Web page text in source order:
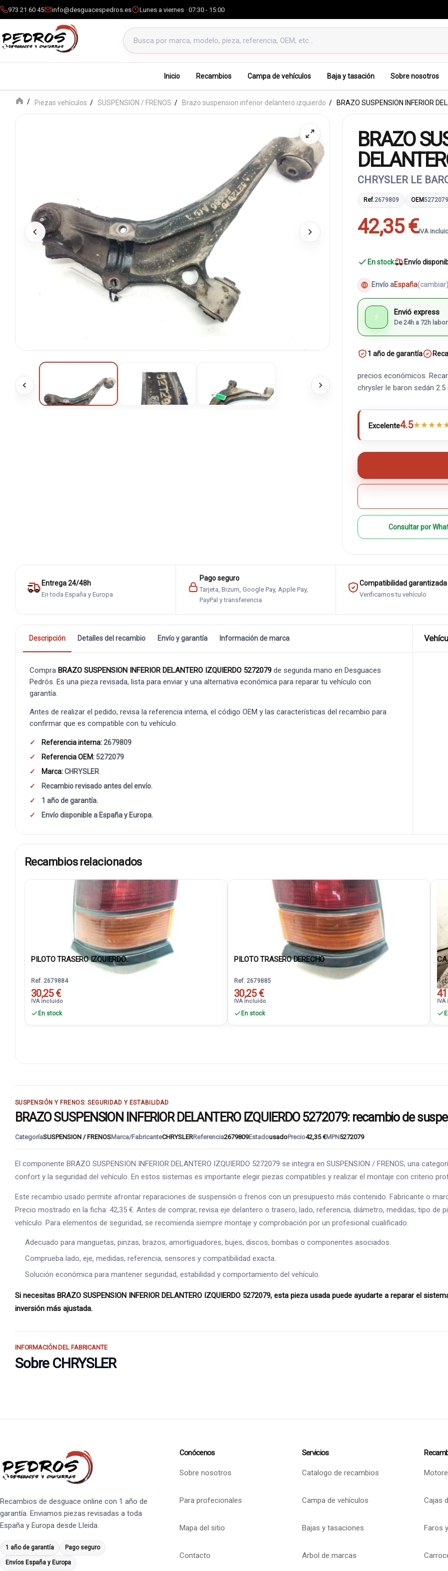
973 21 60 45 info@desguacespedros.es Lunes a viernes · 07:30 - 15:00
Buscar productos
Inicio Recambios Campa de vehículos Baja y tasación Sobre nosotros
Piezas vehículos SUSPENSION / FRENOS Brazo suspension inferior delantero izquierdo BRAZO SUSPENSION INFERIOR
BRAZO
CHRYSLER LE
Ref.2679809 OEM5272079
42,35 €IVA
En stock Envío
Envío aEspaña(cambiar)
⚡ Envió express
De 24h a 72h
1 año de garantía
precios económicos.
chrysler le baron sedán
Excelente4.5★★★★
Consultar por
Entrega 24/48h
En toda España y Europa
Pago seguro
Tarjeta, Bizum, Google Pay, Apple Pay,
PayPal y transferencia
Compatibilidad garantizada
Verificamos tu vehículo
Descripción Detalles del recambio Envío y garantía Información de marca
Compra BRAZO SUSPENSION INFERIOR DELANTERO IZQUIERDO 5272079 de segunda mano en Desguaces
Pedrós. Es una pieza revisada, lista para enviar y una alternativa económica para reparar tu vehículo con
garantía.
Antes de realizar el pedido, revisa la referencia interna, el código OEM y las características del recambio para
confirmar que es compatible con tu vehículo.
Referencia interna:2679809
Referencia OEM: 5272079
Marca:CHRYSLER
Recambio revisado antes del envío.
1 año de garantía.
Envío disponible a España y Europa.
Recambios relacionados
PILOTO TRASERO IZQUIERDO...
Ref. 2679884
30,25 €
IVA incluido
En stock
PILOTO TRASERO DERECHO
Ref. 2679885
30,25 €
IVA incluido
En stock
SUSPENSIÓN Y FRENOS: SEGURIDAD Y ESTABILIDAD
BRAZO SUSPENSION INFERIOR DELANTERO IZQUIERDO 5272079: recambio de
CategoríaSUSPENSION / FRENOSMarca/FabricanteCHRYSLERReferencia2679809EstadousadoPrecio42,35 €MPN5272079
El componente BRAZO SUSPENSION INFERIOR DELANTERO IZQUIERDO 5272079 se integra en SUSPENSION / FRENOS, una
confort y la seguridad del vehículo. En estos sistemas es importante elegir piezas compatibles y realizar el montaje con criterio
Este recambio usado permite afrontar reparaciones de suspensión o frenos con un presupuesto más contenido. Fabricante o
Precio mostrado en la ficha: 42,35 €. Antes de comprar, revisa eje delantero o trasero, lado, referencia, diámetro, medidas, tipo
vehículo. Para elementos de seguridad, se recomienda siempre montaje y comprobación por un profesional cualificado.
Adecuado para manguetas, pinzas, brazos, amortiguadores, bujes, discos, bombas o componentes asociados.
Comprueba lado, eje, medidas, referencia, sensores y compatibilidad exacta.
Solución económica para mantener seguridad, estabilidad y comportamiento del vehículo.
Si necesitas BRAZO SUSPENSION INFERIOR DELANTERO IZQUIERDO 5272079, esta pieza usada puede ayudarte a reparar el
inversión más ajustada.
INFORMACIÓN DEL FABRICANTE
Sobre CHRYSLER
Recambios de desguace online con 1 año de
garantía. Enviamos piezas revisadas a toda
España y Europa desde Lleida.
1 año de garantía Pago seguro
Envíos España y Europa
Conócenos
Sobre nosotros
Para profecionales
Mapa del sitio
Contacto
Servicios
Catalogo de recambios
Campa de vehículos
Bajas y tasaciones
Arbol de marcas
Cajas
Faros